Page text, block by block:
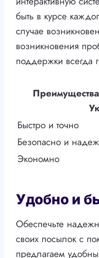
быть в курсе
случае
возникновения
поддержки всегда
Быстро и точно
Безопасно и
Экономно
Удобно и
Обеспечьте
своих посылок с
предлагаем